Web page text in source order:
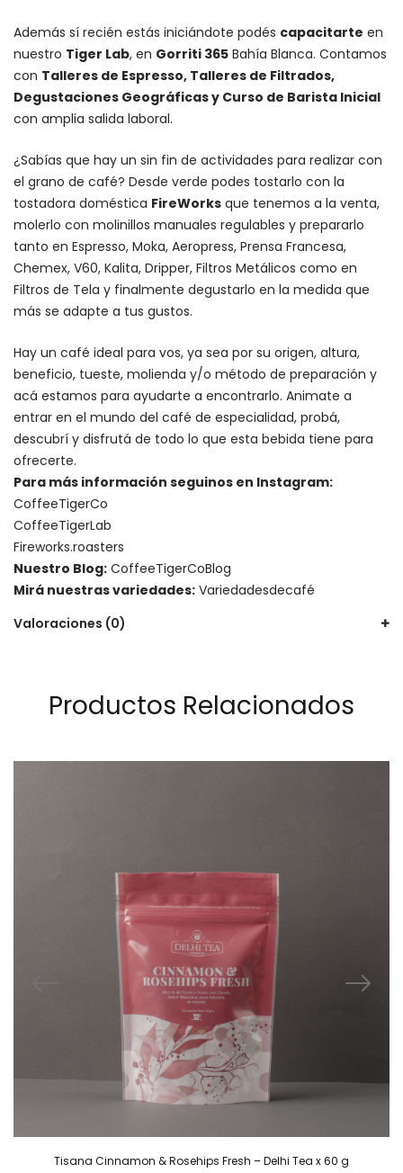
Además sí recién estás iniciándote podés capacitarte en
nuestro Tiger Lab, en Gorriti 365 Bahía Blanca. Contamos
con Talleres de Espresso, Talleres de Filtrados,
Degustaciones Geográficas y Curso de Barista Inicial
con amplia salida laboral.
¿Sabías que hay un sin fin de actividades para realizar con
el grano de café? Desde verde podes tostarlo con la
tostadora doméstica FireWorks que tenemos a la venta,
molerlo con molinillos manuales regulables y prepararlo
tanto en Espresso, Moka, Aeropress, Prensa Francesa,
Chemex, V60, Kalita, Dripper, Filtros Metálicos como en
Filtros de Tela y finalmente degustarlo en la medida que
más se adapte a tus gustos.
Hay un café ideal para vos, ya sea por su origen, altura,
beneficio, tueste, molienda y/o método de preparación y
acá estamos para ayudarte a encontrarlo. Animate a
entrar en el mundo del café de especialidad, probá,
descubrí y disfrutá de todo lo que esta bebida tiene para
ofrecerte.
Para más información seguinos en Instagram:
CoffeeTigerCo
CoffeeTigerLab
Fireworks.roasters
Nuestro Blog: CoffeeTigerCoBlog
Mirá nuestras variedades: Variedadesdecafé
Valoraciones (0)
Productos Relacionados
Tisana Cinnamon & Rosehips Fresh – Delhi Tea x 60 g